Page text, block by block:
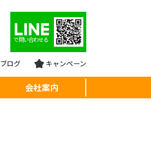
で問い合わせる
ブログ キャンペーン
会社案内